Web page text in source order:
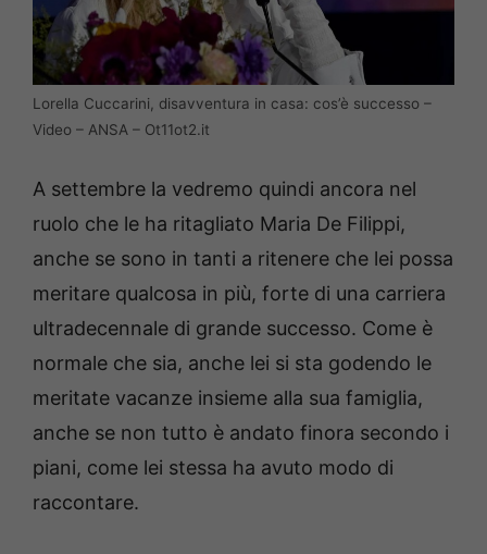
Lorella Cuccarini, disavventura in casa: cos’è successo –
Video – ANSA – Ot11ot2.it
A settembre la vedremo quindi ancora nel
ruolo che le ha ritagliato Maria De Filippi,
anche se sono in tanti a ritenere che lei possa
meritare qualcosa in più, forte di una carriera
ultradecennale di grande successo. Come è
normale che sia, anche lei si sta godendo le
meritate vacanze insieme alla sua famiglia,
anche se non tutto è andato finora secondo i
piani, come lei stessa ha avuto modo di
raccontare.